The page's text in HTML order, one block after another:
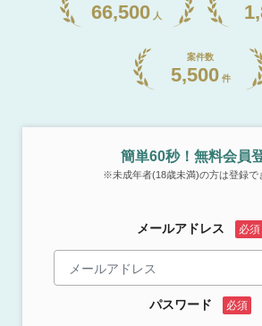
66,500 人
案件数
5,500 件
簡単60秒！無料会員
※未成年者(18歳未満)の方は登録で
メールアドレス
パスワード